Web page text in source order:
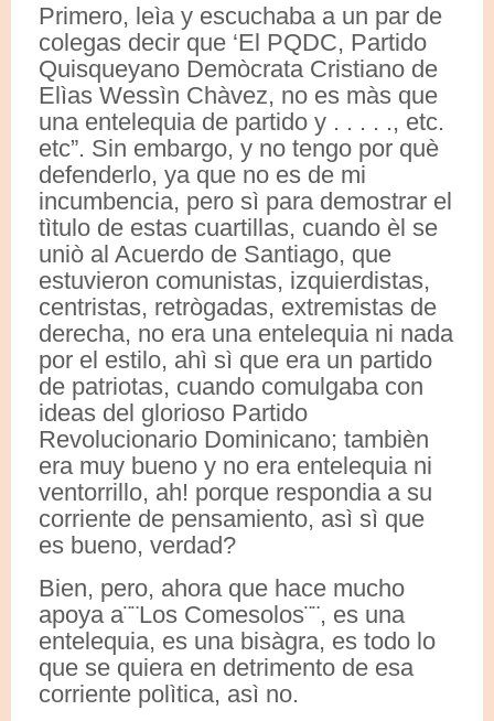
Primero, leìa y escuchaba a un par de
colegas decir que ‘El PQDC, Partido
Quisqueyano Demòcrata Cristiano de
Elìas Wessìn Chàvez, no es màs que
una entelequia de partido y . . . . ., etc.
etc”. Sin embargo, y no tengo por què
defenderlo, ya que no es de mi
incumbencia, pero sì para demostrar el
tìtulo de estas cuartillas, cuando èl se
uniò al Acuerdo de Santiago, que
estuvieron comunistas, izquierdistas,
centristas, retrògadas, extremistas de
derecha, no era una entelequia ni nada
por el estilo, ahì sì que era un partido
de patriotas, cuando comulgaba con
ideas del glorioso Partido
Revolucionario Dominicano; tambièn
era muy bueno y no era entelequia ni
ventorrillo, ah! porque respondia a su
corriente de pensamiento, asì sì que
es bueno, verdad?
Bien, pero, ahora que hace mucho
apoya a¨¨Los Comesolos¨¨, es una
entelequia, es una bisàgra, es todo lo
que se quiera en detrimento de esa
corriente polìtica, asì no.